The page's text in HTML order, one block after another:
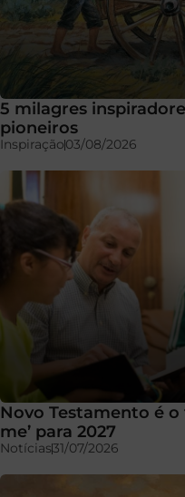
5 milagres
pioneiros
Inspiração03/08/2026
Novo Testamento é o
me’ para 2027
Notícias31/07/2026